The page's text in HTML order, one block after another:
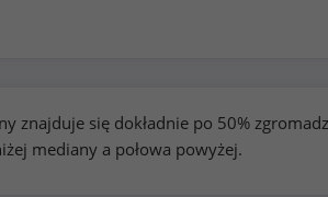
znajduje się dokładnie po 50%
mediany a połowa powyżej.